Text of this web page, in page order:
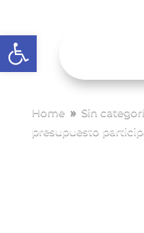
Abrir barra de
Home 9 Sin
presupuesto